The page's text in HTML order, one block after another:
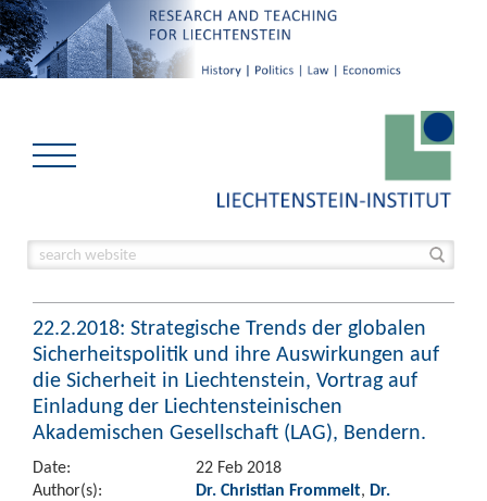
22.2.2018: Strategische Trends der globalen
Sicherheitspolitik und ihre Auswirkungen auf
die Sicherheit in Liechtenstein, Vortrag auf
Einladung der Liechtensteinischen
Akademischen Gesellschaft (LAG), Bendern.
Date:
22 Feb 2018
Author(s):
Dr. Christian Frommelt, Dr.